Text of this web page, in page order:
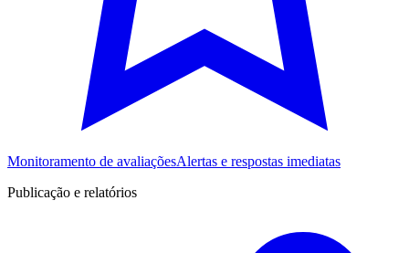
Monitoramento de avaliaçõesAlertas e respostas imediatas
Publicação e relatórios